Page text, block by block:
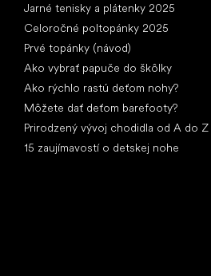
Jarné tenisky a plátenky 2025
Celoročné poltopánky 2025
Prvé topánky (návod)
Ako vybrať papuče do škôlky
Ako rýchlo rastú deťom nohy?
Môžete dať deťom barefooty?
Prirodzený vývoj chodidla od A do Z
15 zaujímavostí o detskej nohe